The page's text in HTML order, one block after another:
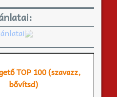
TOP 100 (szavazz,
bővítsd)